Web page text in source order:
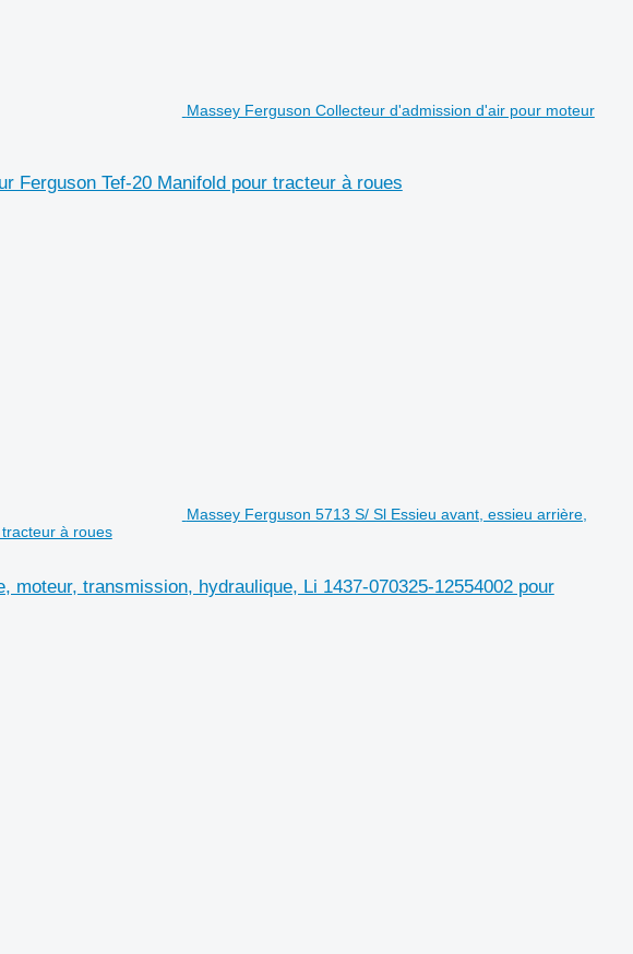
Massey Ferguson Collecteur d'admission d'air pour moteur
Ferguson Tef-20 Manifold pour tracteur à roues
Massey Ferguson 5713 S/ Sl Essieu avant, essieu arrière,
à roues
transmission, hydraulique, Li 1437-070325-12554002 pour